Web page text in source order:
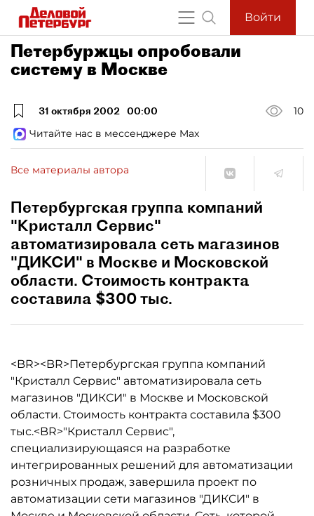
Войти
Петербуржцы опробовали
систему в Москве
31 октября 2002 00:00
10
Читайте нас в мессенджере Max
Все материалы автора
Петербургская группа компаний
"Кристалл Сервис"
автоматизировала сеть магазинов
"ДИКСИ" в Москве и Московской
области. Стоимость контракта
составила $300 тыс.
<BR><BR>Петербургская группа компаний
"Кристалл Сервис" автоматизировала сеть
магазинов "ДИКСИ" в Москве и Московской
области. Стоимость контракта составила $300
тыс.<BR>"Кристалл Сервис",
специализирующаяся на разработке
интегрированных решений для автоматизации
розничных продаж, завершила проект по
автоматизации сети магазинов "ДИКСИ" в